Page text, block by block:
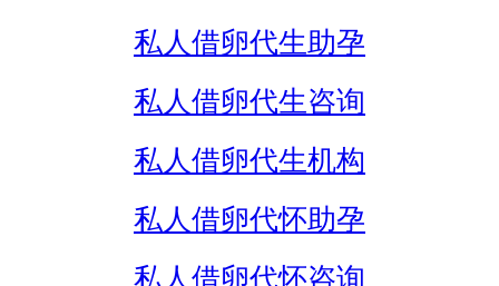
私人借卵代生助孕
私人借卵代生咨询
私人借卵代生机构
私人借卵代怀助孕
私人借卵代怀咨询